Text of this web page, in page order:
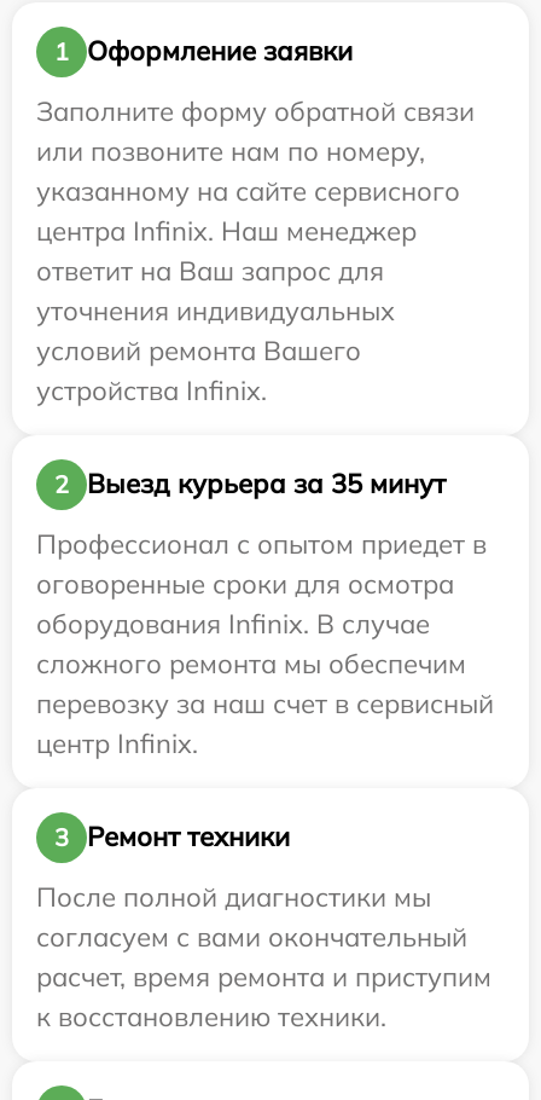
1
Оформление заявки
Заполните форму обратной связи
или позвоните нам по номеру,
указанному на сайте сервисного
центра Infinix. Наш менеджер
ответит на Ваш запрос для
уточнения индивидуальных
условий ремонта Вашего
устройства Infinix.
2
Выезд курьера за 35 минут
Профессионал с опытом приедет в
оговоренные сроки для осмотра
оборудования Infinix. В случае
сложного ремонта мы обеспечим
перевозку за наш счет в сервисный
центр Infinix.
3
Ремонт техники
После полной диагностики мы
согласуем с вами окончательный
расчет, время ремонта и приступим
к восстановлению техники.